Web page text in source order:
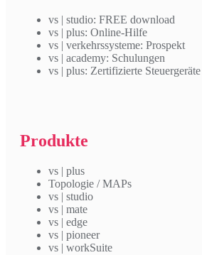
vs | studio: FREE download
vs | plus: Online-Hilfe
vs | verkehrssysteme: Prospekt
vs | academy: Schulungen
vs | plus: Zertifizierte Steuergeräte
Produkte
vs | plus
Topologie / MAPs
vs | studio
vs | mate
vs | edge
vs | pioneer
vs | workSuite